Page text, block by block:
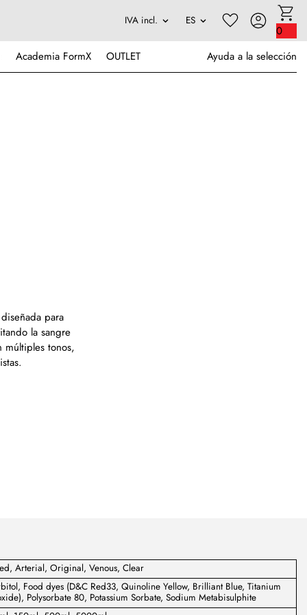
0
Academia FormX OUTLET Ayuda a la selección
para
la sangre
múltiples tonos,
Arterial, Original, Venous, Clear
Food dyes (D&C Red33, Quinoline Yellow, Brilliant Blue, Titanium
Polysorbate 80, Potassium Sorbate, Sodium Metabisulphite